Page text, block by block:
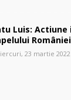
Luis:
23 martie 2022